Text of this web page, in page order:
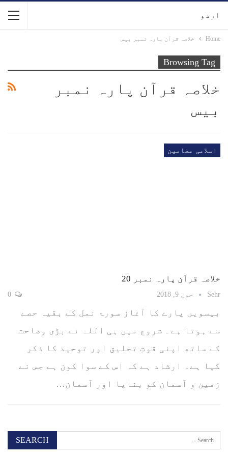
اردو
Home خلاصہ قرآن پارہ نمبر بیس
Browsing Tag
خلاصہ قرآن پارہ نمبر
بیس
اسلامی مضامین
خلاصہ قرآن پارہ نمبر 20
Sehr جون 9, 2018
بیسویں پارے کا آغاز سورۃ نمل کے بقیہ حصے
سے ہوتا ہے۔ شروع میں ہی اللہ نے بڑی وضاحت
کے ساتھ اپنی قوتِ تخلیق اور توحید کا ذکر
کیا ہے۔ ارشاد ہے کہ اس کے سوا کون ہے جس نے
زمین و آسمان کو بنایا اور آسمان…